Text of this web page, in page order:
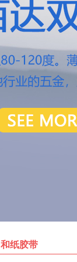
和纸胶带